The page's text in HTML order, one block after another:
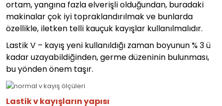
ortam, yangına fazla elverişli olduğundan, buradaki
makinalar çok iyi topraklandırılmak ve bunlarda
özellikle, iletken telli kauçuk kayışlar kullanılmalıdır.
Lastik V – kayış yeni kullanıldığı zaman boyunun % 3 ü
kadar uzayabildiğinden, germe düzeninin bulunması,
bu yönden önem taşır.
Lastik v kayışların yapısı